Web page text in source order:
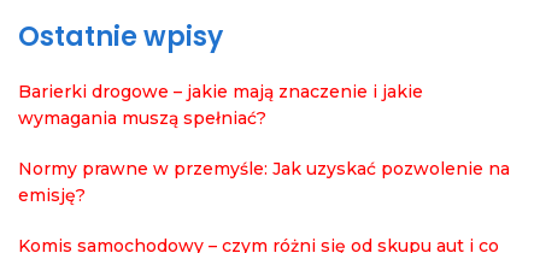
Ostatnie wpisy
Barierki drogowe – jakie mają znaczenie i jakie
wymagania muszą spełniać?
Normy prawne w przemyśle: Jak uzyskać pozwolenie na
emisję?
Komis samochodowy – czym różni się od skupu aut i co